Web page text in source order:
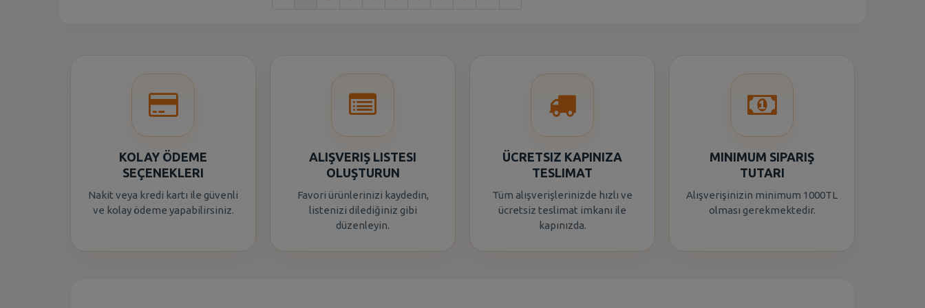
KOLAY ÖDEME
SEÇENEKLERI
Nakit veya kredi kartı ile güvenli
ve kolay ödeme yapabilirsiniz.
ALIŞVERIŞ LISTESI
OLUŞTURUN
Favori ürünlerinizi kaydedin,
listenizi dilediğiniz gibi
düzenleyin.
ÜCRETSIZ KAPINIZA
TESLIMAT
Tüm alışverişlerinizde hızlı ve
ücretsiz teslimat imkanı ile
kapınızda.
MINIMUM SIPARIŞ
TUTARI
Alışverişinizin minimum 1000TL
olması gerekmektedir.